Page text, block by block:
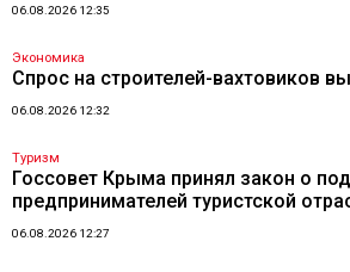
06.08.2026 12:35
Экономика
Спрос на строителей-вахтовиков
06.08.2026 12:32
Туризм
Госсовет Крыма принял закон о
предпринимателей туристской
06.08.2026 12:27